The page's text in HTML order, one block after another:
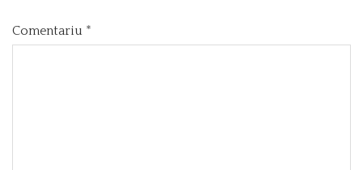
Comentariu *